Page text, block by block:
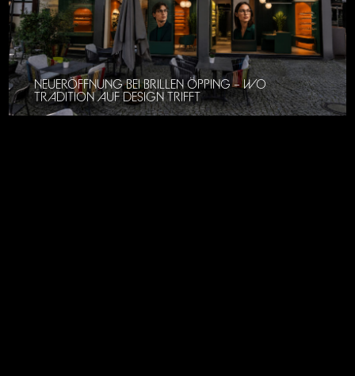
NEUERÖFFNUNG BEI BRILLEN ÖPPING – WO
TRADITION AUF DESIGN TRIFFT